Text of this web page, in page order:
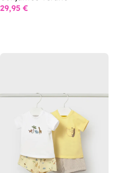
29,95 €